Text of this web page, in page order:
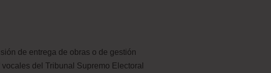
de entrega de obras o de gestión
del Tribunal Supremo Electoral